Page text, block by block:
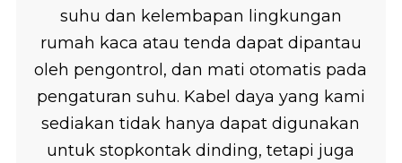
suhu dan kelembapan lingkungan
rumah kaca atau tenda dapat dipantau
oleh pengontrol, dan mati otomatis pada
pengaturan suhu. Kabel daya yang kami
sediakan tidak hanya dapat digunakan
untuk stopkontak dinding, tetapi juga